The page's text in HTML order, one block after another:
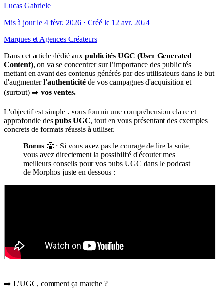
Lucas Gabriele
Mis à jour le 4 févr. 2026 ⋅ Créé le 12 avr. 2024
Marques et Agences Créateurs
Dans cet article dédié aux publicités UGC (User Generated
Content), on va se concentrer sur l’importance des publicités
mettant en avant des contenus générés par des utilisateurs dans le but
d'augmenterl'authenticité de vos campagnes d'acquisition et
(surtout) ➡️ vos ventes.
L'objectif est simple : vous fournir une compréhension claire et
approfondie des pubs UGC, tout en vous présentant des exemples
concrets de formats réussis à utiliser.
Bonus 🤓 : Si vous avez pas le courage de lire la suite,
vous avez directement la possibilité d'écouter mes
meilleurs conseils pour vos pubs UGC dans le podcast
de Morphos juste en dessous :
➡️ L’UGC, comment ça marche ?